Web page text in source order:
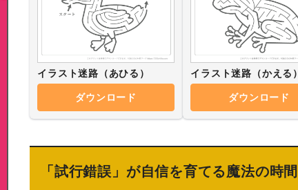
イラスト迷路（あひる）
ダウンロード
イラスト迷路（かえる）
ダウンロード
「試行錯誤」が自信を育てる魔法の時間